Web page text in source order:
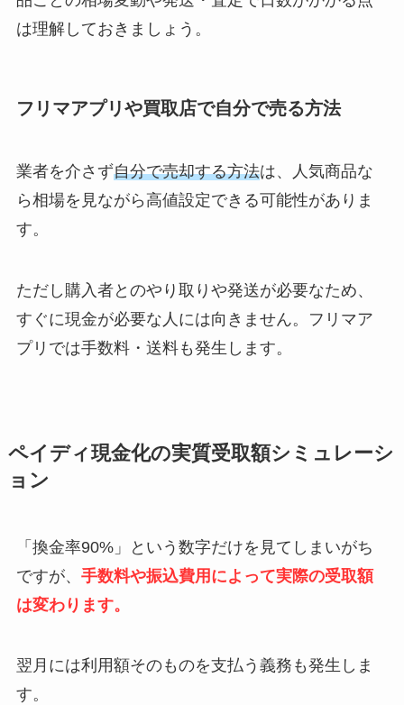
は理解しておきましょう。
フリマアプリや買取店で自分で売る方法
業者を介さず自分で売却する方法は、人気商品な
ら相場を見ながら高値設定できる可能性がありま
す。
ただし購入者とのやり取りや発送が必要なため、
すぐに現金が必要な人には向きません。フリマア
プリでは手数料・送料も発生します。
ペイディ現金化の実質受取額シミュレーシ
ョン
「換金率90%」という数字だけを見てしまいがち
ですが、 手数料や振込費用によって実際の受取額
は変わります。
翌月には利用額そのものを支払う義務も発生しま
す。